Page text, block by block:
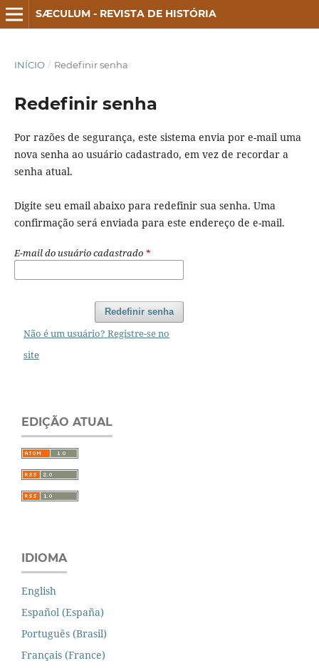
SÆCULUM - REVISTA DE HISTÓRIA
INÍCIO / Redefinir senha
Redefinir senha
Por razões de segurança, este sistema envia por e-mail uma
nova senha ao usuário cadastrado, em vez de recordar a
senha atual.
Digite seu email abaixo para redefinir sua senha. Uma
confirmação será enviada para este endereço de e-mail.
E-mail do usuário cadastrado *
Redefinir senha
Não é um usuário? Registre-se no
site
EDIÇÃO ATUAL
IDIOMA
English
Español (España)
Português (Brasil)
Français (France)